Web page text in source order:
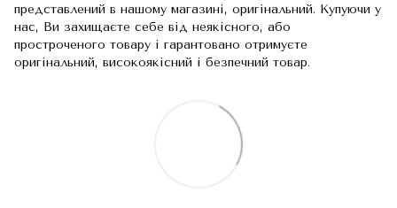
представлений в нашому магазині, оригінальний. Купуючи у
нас, Ви захищаєте себе від неякісного, або
простроченого товару і гарантовано отримуєте
оригінальний, високоякісний і безпечний товар.